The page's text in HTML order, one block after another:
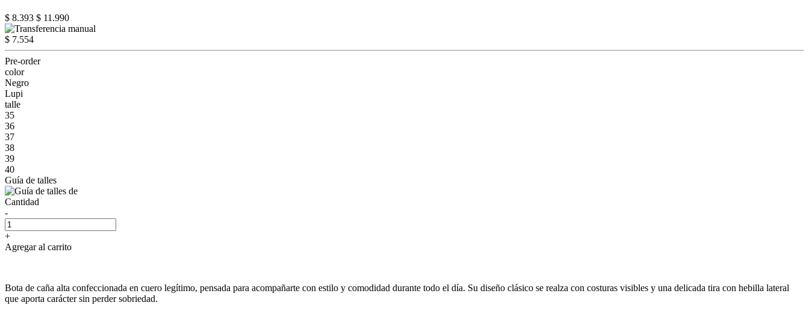
$ 8.393 $ 11.990
$ 7.554
Pre-order
color
Negro
Lupi
talle
35
36
37
38
39
40
Guía de talles
Cantidad
-
+
Agregar al carrito
Bota de caña alta confeccionada en cuero legítimo, pensada para acompañarte con estilo y comodidad durante todo el día. Su diseño clásico se realza con costuras visibles y una delicada tira con hebilla lateral
que aporta carácter sin perder sobriedad.